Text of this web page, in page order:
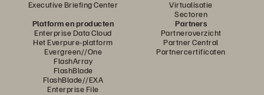
Executive Briefing Center
Virtualisatie
Sectoren
Platform en producten
Enterprise Data Cloud
Het Everpure-platform
Evergreen//One
FlashArray
FlashBlade
FlashBlade//EXA
Enterprise File
Partners
Partneroverzicht
Partner Central
Partnercertificaten